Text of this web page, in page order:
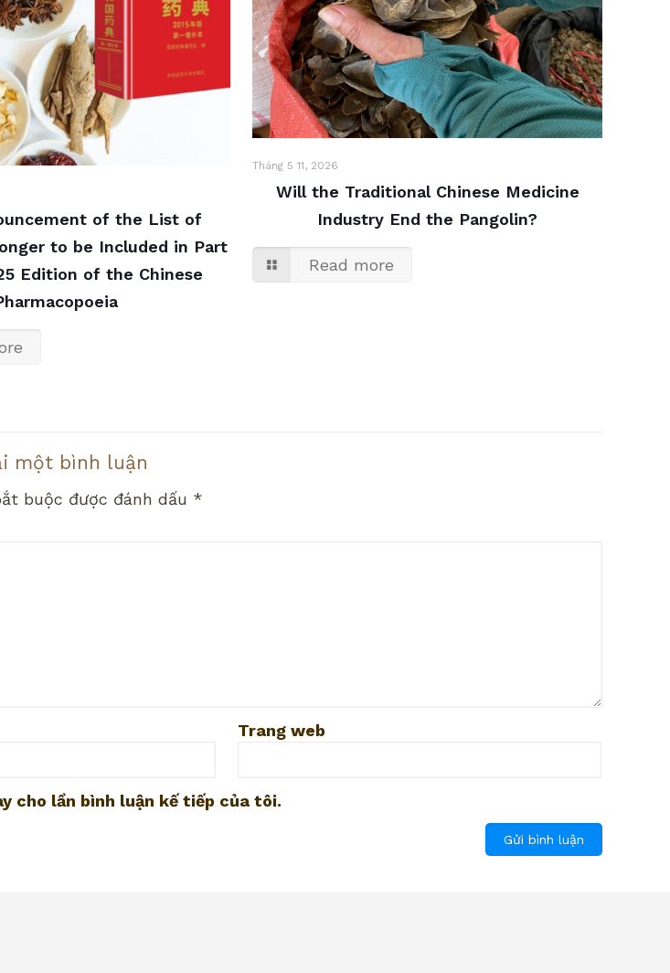
of the List of
to be Included in Part
Edition of the Chinese
Tháng 5 11, 2026
Will the Traditional Chinese Medicine
Industry End the Pangolin?
Read more
một bình luận
buộc được đánh dấu *
Trang web
cho lần bình luận kế tiếp của tôi.